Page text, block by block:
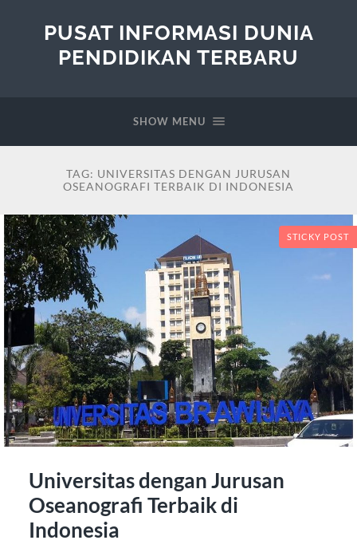
PUSAT INFORMASI DUNIA
PENDIDIKAN TERBARU
SHOW MENU
TAG: UNIVERSITAS DENGAN JURUSAN
OSEANOGRAFI TERBAIK DI INDONESIA
STICKY POST
Universitas dengan Jurusan
Oseanografi Terbaik di
Indonesia